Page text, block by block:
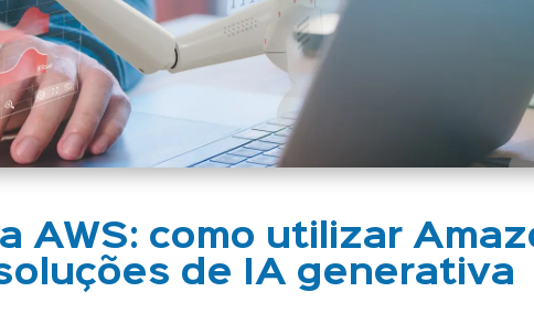
AWS: como utilizar
de IA generativa